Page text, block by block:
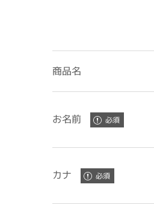
商品名
お名前
カナ